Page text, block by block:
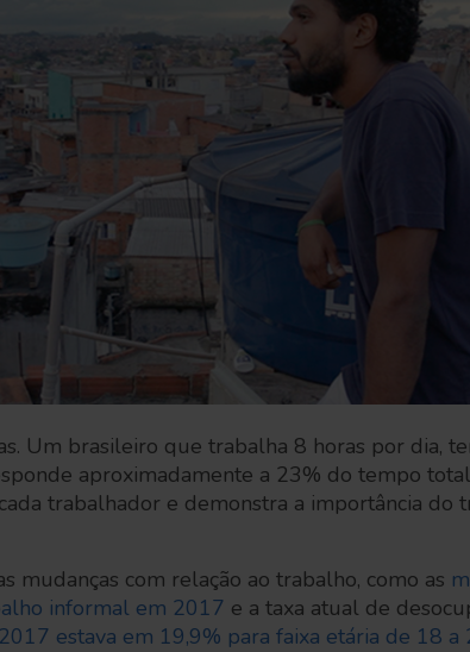
Um brasileiro que trabalha 8 horas por dia,
aproximadamente a 23% do tempo
trabalhador e demonstra a importância do
mudanças com relação ao trabalho, como as
informal em 2017 e a taxa atual de
estava em 19,9% para faixa etária de 18 a